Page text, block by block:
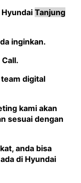
HyundaiTanjung
inginkan.
digital
kami akan
sesuai dengan
anda bisa
di Hyundai